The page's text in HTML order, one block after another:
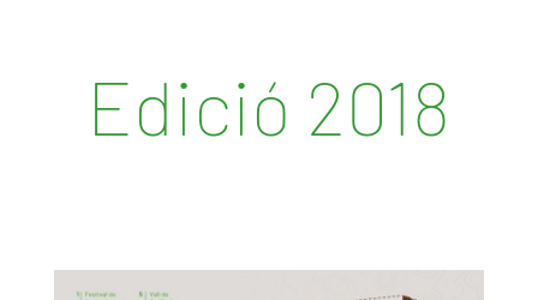
Edició 2018